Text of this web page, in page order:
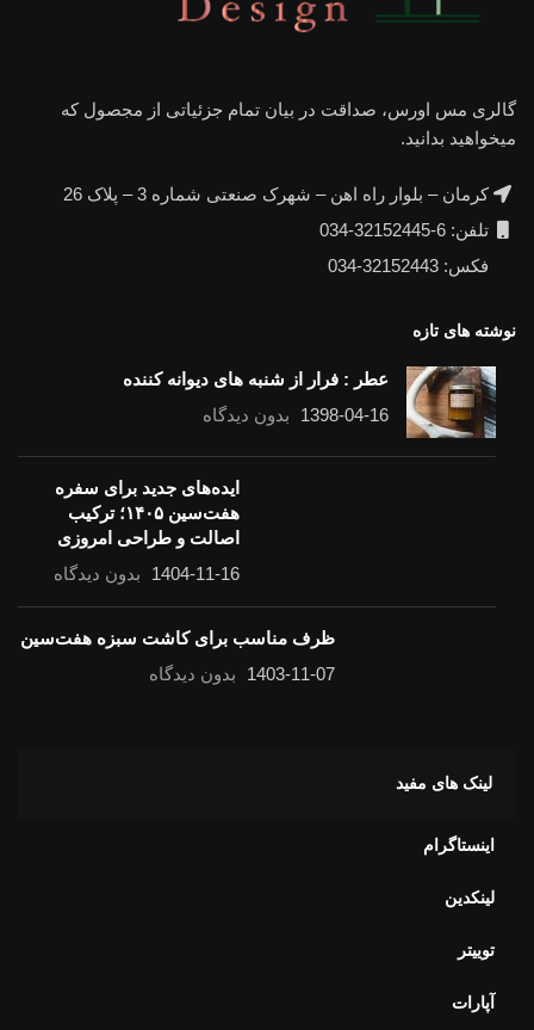
گالری مس اورس، صداقت در بیان تمام جزئیاتی از مجصول که
میخواهید بدانید.
کرمان – بلوار راه اهن – شهرک صنعتی شماره 3 – پلاک 26
تلفن: 6-32152445-034
فکس: 32152443-034
نوشته های تازه
عطر : فرار از شنبه های دیوانه کننده
1398-04-16
بدون دیدگاه
ایده‌های جدید برای سفره
هفت‌سین ۱۴۰۵؛ ترکیب
اصالت و طراحی امروزی
1404-11-16
بدون دیدگاه
ظرف مناسب برای کاشت سبزه هفت‌سین
1403-11-07
بدون دیدگاه
لینک های مفید
اینستاگرام
لینکدین
توییتر
آپارات